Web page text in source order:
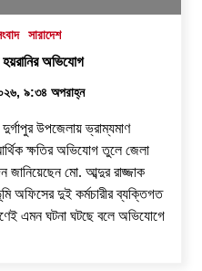
সারাদেশ
হয়রানির অভিযোগ
৯:৩৪ অপরাহ্ন
উপজেলায় ভ্রাম্যমাণ
ক্ষতির অভিযোগ তুলে জেলা
জানিয়েছেন মো. আব্দুর রাজ্জাক
অফিসের দুই কর্মচারীর ব্যক্তিগত
এমন ঘটনা ঘটছে বলে অভিযোগে